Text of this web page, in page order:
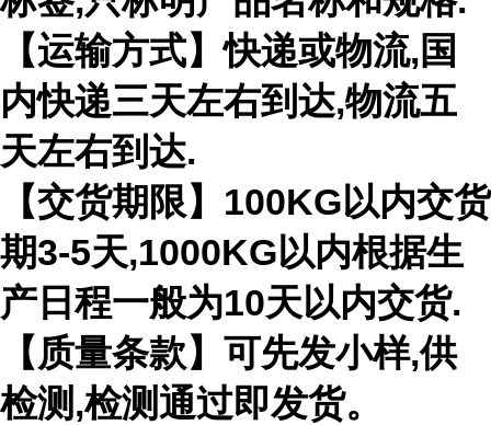
【运输方式】快递或物流,国
内快递三天左右到达,物流五
天左右到达.
【交货期限】100KG以内交货
期3-5天,1000KG以内根据生
产日程一般为10天以内交货.
【质量条款】可先发小样,供
检测,检测通过即发货。